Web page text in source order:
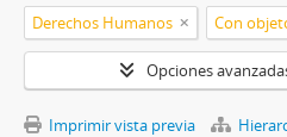
Derechos Humanos Con
Opciones
Imprimir vista previa